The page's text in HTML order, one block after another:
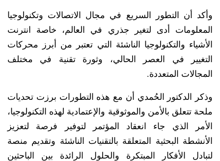
وأكد أن التطور السريع في مجال الاتصالات وتكنولوجيا
المعلومات أدى لتغير جذري في العالم، خاصة انترنت
الأشياء والتكنولوجيا الناشئة التي تعتبر من أبرز محركات
التغيير في العصر الحالي، وثورة تقنية في مختلف
المجالات المتعددة.
وذكر الدكتور الحُمدي أن مع هذه التطورات برزت تحديات
ملحة تتعلق بالأمن والموثوقية والإعتمادية لهذه التكنولوجيا،
الأمر الذي جاء انعقاد المؤتمر لتوفير فرصة لتعزيز
الأنشطة البحثية المتعلقة بالتقنيات الناشئة وتقديم منصة
لتبادل الأفكار المبتكرة والحلول الرائدة بين الباحثين